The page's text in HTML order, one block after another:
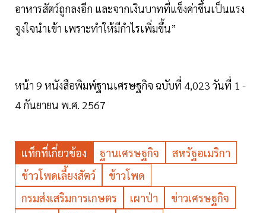
อาหารสัตว์ถูกลงอีก และจากเงินบาทที่แข็งค่าขึ้นเป็นแรง
จูงใจนำเข้า เพราะทำให้มีกำไรเพิ่มขึ้น”
หน้า 9 หนังสือพิมพ์ฐานเศรษฐกิจ ฉบับที่ 4,023 วันที่ 1 -
4 กันยายน พ.ศ. 2567
แท็กที่เกี่ยวข้อง ฐานเศรษฐกิจ
สหรัฐอเมริกา
ข้าวโพดเลี้ยงสัตว์
ข้าวโพด
กรมส่งเสริมการเกษตร
เผาป่า
ข่าวเศรษฐกิจ